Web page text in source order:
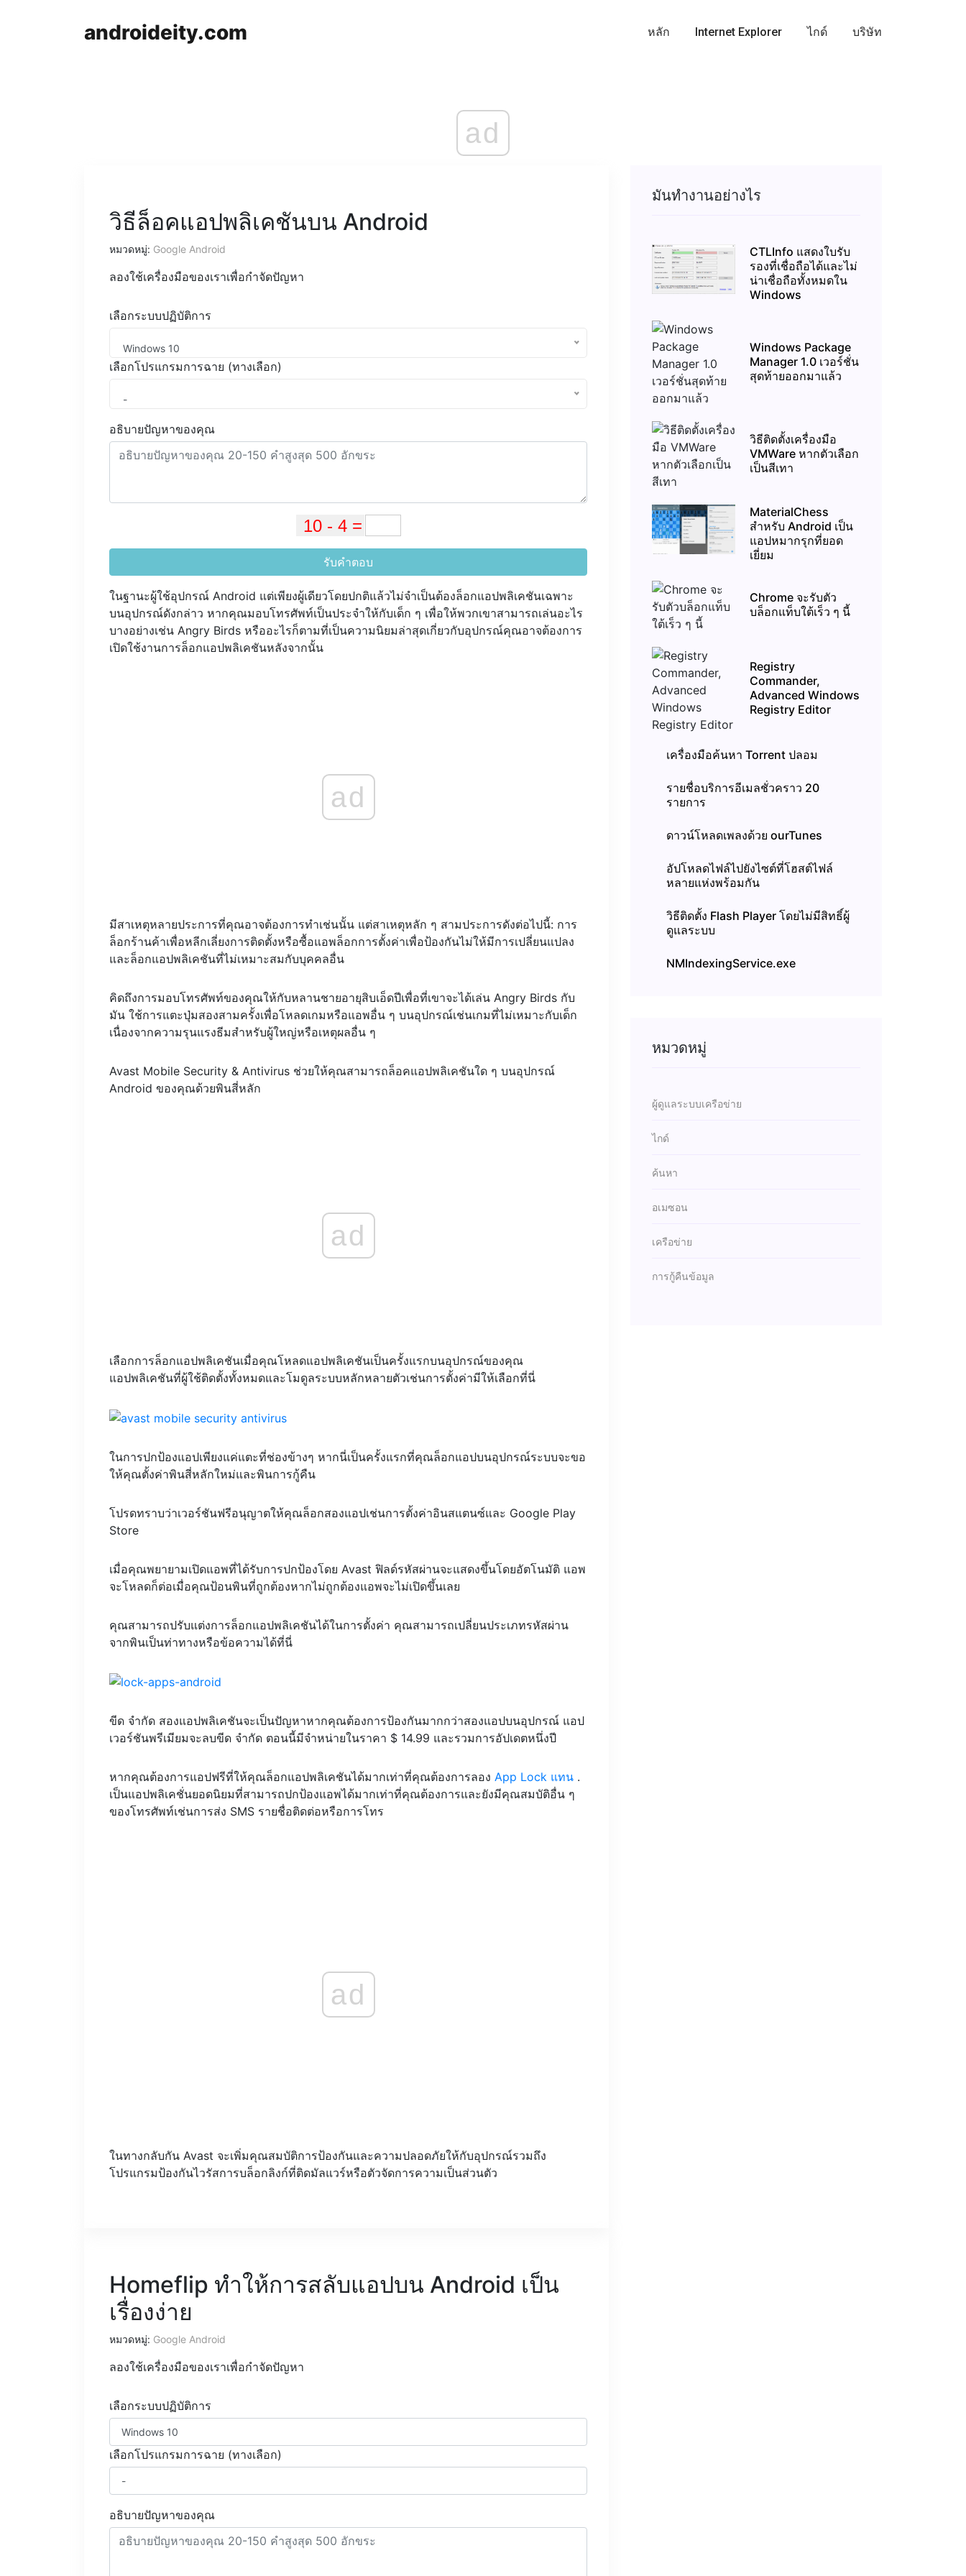
androideity.com หลัก Internet Explorer ไกด์ บริษัท
ad
วิธีล็อคแอปพลิเคชันบน Android
หมวดหมู่: Google Android
ลองใช้เครื่องมือของเราเพื่อกำจัดปัญหา
เลือกระบบปฏิบัติการ
Windows 10
เลือกโปรแกรมการฉาย (ทางเลือก)
-
อธิบายปัญหาของคุณ
รับคำตอบ
ในฐานะผู้ใช้อุปกรณ์ Android แต่เพียงผู้เดียวโดยปกติแล้วไม่จำเป็นต้องล็อกแอปพลิเคชันเฉพาะ
บนอุปกรณ์ดังกล่าว หากคุณมอบโทรศัพท์เป็นประจำให้กับเด็ก ๆ เพื่อให้พวกเขาสามารถเล่นอะไร
บางอย่างเช่น Angry Birds หรืออะไรก็ตามที่เป็นความนิยมล่าสุดเกี่ยวกับอุปกรณ์คุณอาจต้องการ
เปิดใช้งานการล็อกแอปพลิเคชันหลังจากนั้น
ad
มีสาเหตุหลายประการที่คุณอาจต้องการทำเช่นนั้น แต่สาเหตุหลัก ๆ สามประการดังต่อไปนี้: การ
ล็อกร้านค้าเพื่อหลีกเลี่ยงการติดตั้งหรือซื้อแอพล็อกการตั้งค่าเพื่อป้องกันไม่ให้มีการเปลี่ยนแปลง
และล็อกแอปพลิเคชันที่ไม่เหมาะสมกับบุคคลอื่น
คิดถึงการมอบโทรศัพท์ของคุณให้กับหลานชายอายุสิบเอ็ดปีเพื่อที่เขาจะได้เล่น Angry Birds กับ
มัน ใช้การแตะปุ่มสองสามครั้งเพื่อโหลดเกมหรือแอพอื่น ๆ บนอุปกรณ์เช่นเกมที่ไม่เหมาะกับเด็ก
เนื่องจากความรุนแรงธีมสำหรับผู้ใหญ่หรือเหตุผลอื่น ๆ
Avast Mobile Security & Antivirus ช่วยให้คุณสามารถล็อคแอปพลิเคชันใด ๆ บนอุปกรณ์
Android ของคุณด้วยพินสี่หลัก
ad
เลือกการล็อกแอปพลิเคชันเมื่อคุณโหลดแอปพลิเคชันเป็นครั้งแรกบนอุปกรณ์ของคุณ
แอปพลิเคชันที่ผู้ใช้ติดตั้งทั้งหมดและโมดูลระบบหลักหลายตัวเช่นการตั้งค่ามีให้เลือกที่นี่
ในการปกป้องแอปเพียงแค่แตะที่ช่องข้างๆ หากนี่เป็นครั้งแรกที่คุณล็อกแอปบนอุปกรณ์ระบบจะขอ
ให้คุณตั้งค่าพินสี่หลักใหม่และพินการกู้คืน
โปรดทราบว่าเวอร์ชันฟรีอนุญาตให้คุณล็อกสองแอปเช่นการตั้งค่าอินสแตนซ์และ Google Play
Store
เมื่อคุณพยายามเปิดแอพที่ได้รับการปกป้องโดย Avast ฟิลด์รหัสผ่านจะแสดงขึ้นโดยอัตโนมัติ แอพ
จะโหลดก็ต่อเมื่อคุณป้อนพินที่ถูกต้องหากไม่ถูกต้องแอพจะไม่เปิดขึ้นเลย
คุณสามารถปรับแต่งการล็อกแอปพลิเคชันได้ในการตั้งค่า คุณสามารถเปลี่ยนประเภทรหัสผ่าน
จากพินเป็นท่าทางหรือข้อความได้ที่นี่
ขีด จำกัด สองแอปพลิเคชันจะเป็นปัญหาหากคุณต้องการป้องกันมากกว่าสองแอปบนอุปกรณ์ แอป
เวอร์ชันพรีเมียมจะลบขีด จำกัด ตอนนี้มีจำหน่ายในราคา $ 14.99 และรวมการอัปเดตหนึ่งปี
หากคุณต้องการแอปฟรีที่ให้คุณล็อกแอปพลิเคชันได้มากเท่าที่คุณต้องการลอง App Lock แทน .
เป็นแอปพลิเคชั่นยอดนิยมที่สามารถปกป้องแอพได้มากเท่าที่คุณต้องการและยังมีคุณสมบัติอื่น ๆ
ของโทรศัพท์เช่นการส่ง SMS รายชื่อติดต่อหรือการโทร
ad
ในทางกลับกัน Avast จะเพิ่มคุณสมบัติการป้องกันและความปลอดภัยให้กับอุปกรณ์รวมถึง
โปรแกรมป้องกันไวรัสการบล็อกลิงก์ที่ติดมัลแวร์หรือตัวจัดการความเป็นส่วนตัว
Homeflip ทำให้การสลับแอปบน Android เป็น
เรื่องง่าย
หมวดหมู่: Google Android
ลองใช้เครื่องมือของเราเพื่อกำจัดปัญหา
เลือกระบบปฏิบัติการ
เลือกโปรแกรมการฉาย (ทางเลือก)
อธิบายปัญหาของคุณ
มันทำงานอย่างไร
CTLInfo แสดงใบรับ
รองที่เชื่อถือได้และไม่
น่าเชื่อถือทั้งหมดใน
Windows
Windows Package
Manager 1.0 เวอร์ชั่น
สุดท้ายออกมาแล้ว
วิธีติดตั้งเครื่องมือ
VMWare หากตัวเลือก
เป็นสีเทา
MaterialChess
สำหรับ Android เป็น
แอปหมากรุกที่ยอด
เยี่ยม
Chrome จะรับตัว
บล็อกแท็บใต้เร็ว ๆ นี้
Registry
Commander,
Advanced Windows
Registry Editor
เครื่องมือค้นหา Torrent ปลอม
รายชื่อบริการอีเมลชั่วคราว 20
รายการ
ดาวน์โหลดเพลงด้วย ourTunes
อัปโหลดไฟล์ไปยังไซต์ที่โฮสต์ไฟล์
หลายแห่งพร้อมกัน
วิธีติดตั้ง Flash Player โดยไม่มีสิทธิ์ผู้
ดูแลระบบ
NMIndexingService.exe
หมวดหมู่
ผู้ดูแลระบบเครือข่าย
ไกด์
ค้นหา
อเมซอน
เครือข่าย
การกู้คืนข้อมูล